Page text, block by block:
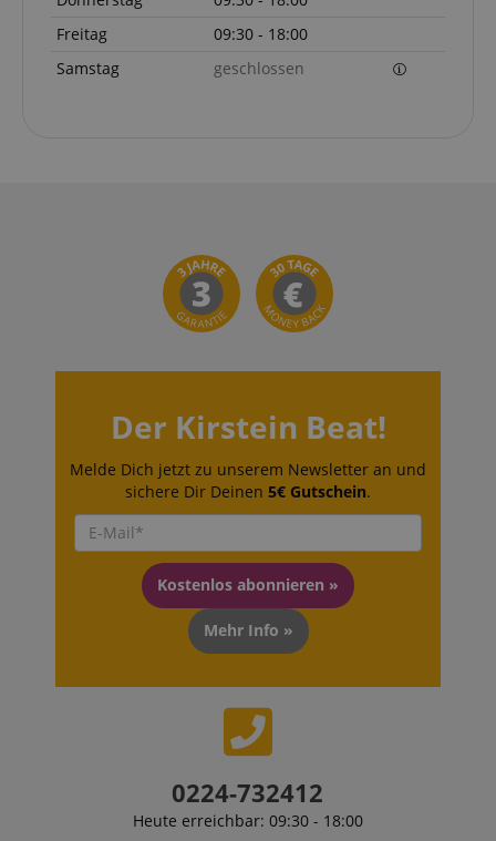
Freitag
09:30 - 18:00
Samstag
geschlossen
Der Kirstein Beat!
Melde Dich jetzt zu unserem Newsletter an und
sichere Dir Deinen 5€ Gutschein.
Kostenlos abonnieren »
Mehr Info »
0224-732412
Heute erreichbar: 09:30 - 18:00
etc.).
Google-